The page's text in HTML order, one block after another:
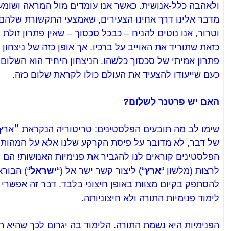
ולאהבה כלל-אנושית. כאשר אנו עומדים מול המראה
מדבר אלינו דרך אחינו הצעירים, שאמצעי התקשורת
וטרור, אנו נוטים להניח – כבכל סכסוך – שאין פתרון
כזאת שתוריד את האוייב על ברכיו. אך אופן כזה של
פתרון אמיתי של סכסוך כלשהו. הניצחון היחיד הוא
כעם שייעודו להצעיד את העולם כולו לקראת שלום כזה.
האם יש פרטנר לשלום?
שימו לב מה תובעים הפלסטינים: טריטוריה הנקראת
של דבר, לא מדובר על פיסת הקרקע שלנו אלא על
הפלסטינים קוראים לנו להגביר את פנימיות האנושות!
לרצות (מלשון “ארץ“) ליצור קשר ישר אל (“ישראל“)
להסתפק בקיום מצוות באופן חיצוני בלבד. דבר זה
לימוד פנימיות התורה ולא חיצוניותה.
הפנימיות היא נשמת התורה. הלימוד בה יגרום לכך